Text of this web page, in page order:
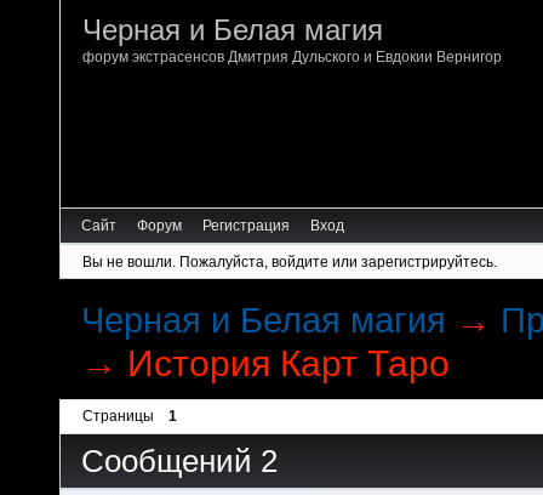
Черная и Белая магия
форум экстрасенсов Дмитрия Дульского и Евдокии Вернигор
Сайт Форум Регистрация Вход
Вы не вошли. Пожалуйста, войдите или зарегистрируйтесь.
Черная и Белая магия →
→ История Карт Таро
Страницы 1
Сообщений 2